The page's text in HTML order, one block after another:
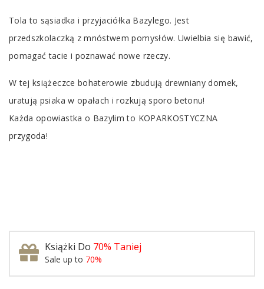
Tola to sąsiadka i przyjaciółka Bazylego. Jest
przedszkolaczką z mnóstwem pomysłów. Uwielbia się bawić,
pomagać tacie i poznawać nowe rzeczy.
W tej książeczce bohaterowie zbudują drewniany domek,
uratują psiaka w opałach i rozkują sporo betonu!
Każda opowiastka o Bazylim to KOPARKOSTYCZNA
przygoda!
Książki Do 70% Taniej
Sale up to 70%